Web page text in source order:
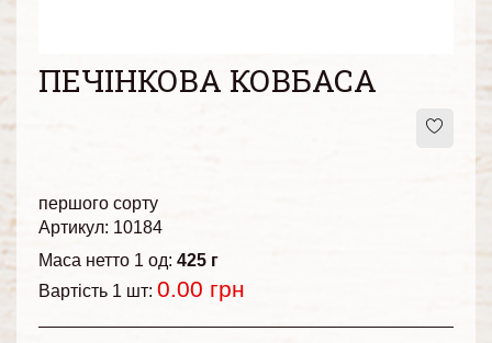
ПЕЧІНКОВА КОВБАСА
першого сорту
Артикул: 10184
Маса нетто 1 од: 425 г
Вартість 1 шт: 0.00 грн